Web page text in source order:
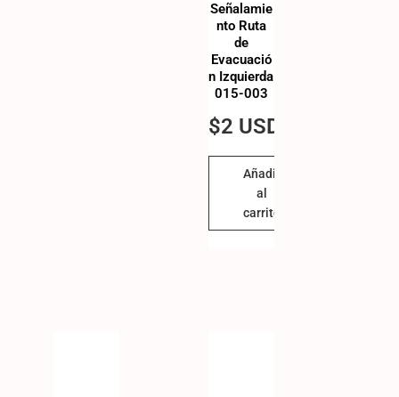
Señalamie
nto Ruta
de
Evacuació
n Izquierda
015-003
$2 USD
Añadir
al
carrito